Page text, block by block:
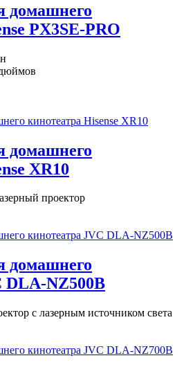
домашнего
PX3SE-PRO
домашнего
XR10
проектор
домашнего
DLA-NZ500B
c лазерным источником света